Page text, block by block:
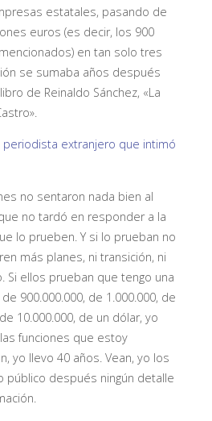
estatales, pasando de
euros (es decir, los 900
en tan solo tres
se sumaba años después
de Reinaldo Sánchez, «La
».
periodista extranjero que intimó
no sentaron nada bien al
no tardó en responder a la
lo prueben. Y si lo prueban no
más planes, ni transición, ni
ellos prueban que tengo una
900.000.000, de 1.000.000, de
10.000.000, de un dólar, yo
funciones que estoy
yo llevo 40 años. Vean, yo los
público después ningún detalle